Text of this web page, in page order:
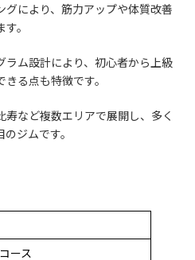
グにより、筋力アップや体質改善
。
ラム設計により、初心者から上級
る点も特徴です。
など複数エリアで展開し、多く
ジムです。
ース